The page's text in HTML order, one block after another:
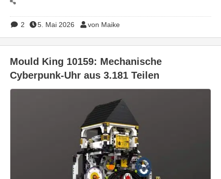
2 5. Mai 2026 von Maike
Mould King 10159: Mechanische
Cyberpunk-Uhr aus 3.181 Teilen